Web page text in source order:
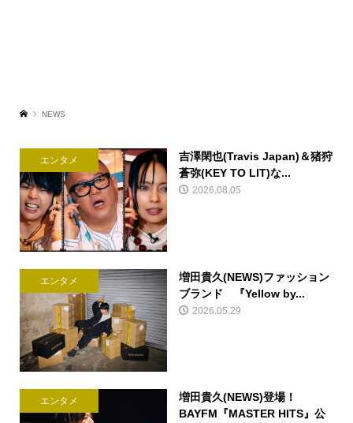
NEWS
エンタメ
吉澤閑也(Travis Japan)＆猪狩
蒼弥(KEY TO LIT)な...
2026.08.05
エンタメ
増田貴久(NEWS)ファッション
ブランド 『Yellow by...
2026.05.29
エンタメ
増田貴久(NEWS)登場！
BAYFM『MASTER HITS』公